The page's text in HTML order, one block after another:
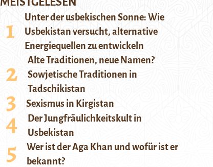
Unter der usbekischen Sonne: Wie
Usbekistan versucht, alternative
Energiequellen zu entwickeln
Alte Traditionen, neue Namen?
Sowjetische Traditionen in
Tadschikistan
Sexismus in Kirgistan
Der Jungfräulichkeitskult in
Usbekistan
Wer ist der Aga Khan und wofür ist er
bekannt?